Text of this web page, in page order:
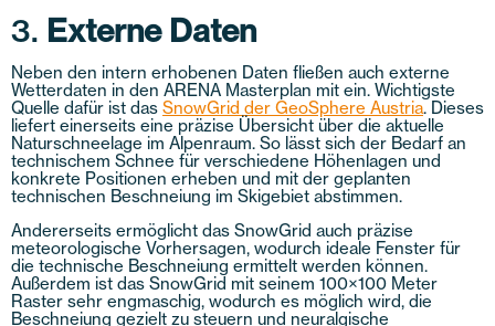
3. Externe Daten
Neben den intern erhobenen Daten fließen auch externe
Wetterdaten in den ARENA Masterplan mit ein. Wichtigste
Quelle dafür ist das SnowGrid der GeoSphere Austria. Dieses
liefert einerseits eine präzise Übersicht über die aktuelle
Naturschneelage im Alpenraum. So lässt sich der Bedarf an
technischem Schnee für verschiedene Höhenlagen und
konkrete Positionen erheben und mit der geplanten
technischen Beschneiung im Skigebiet abstimmen.
Andererseits ermöglicht das SnowGrid auch präzise
meteorologische Vorhersagen, wodurch ideale Fenster für
die technische Beschneiung ermittelt werden können.
Außerdem ist das SnowGrid mit seinem 100×100 Meter
Raster sehr engmaschig, wodurch es möglich wird, die
Beschneiung gezielt zu steuern und neuralgische